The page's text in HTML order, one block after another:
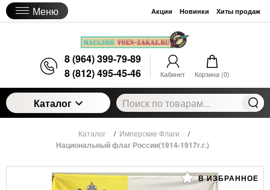
Меню Акции Новинки Хиты продаж
8 (964) 399-79-89
8 (812) 495-45-46
Кабинет Корзина (0)
Каталог
Каталог / Имперские Флаги /
Национальный флаг России(1914-1917г.г.)
В ИЗБРАННОЕ